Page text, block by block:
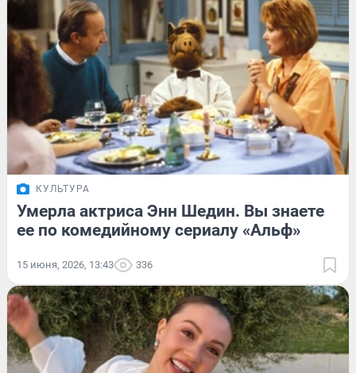
КУЛЬТУРА
Умерла актриса Энн Шедин. Вы знаете
ее по комедийному сериалу «Альф»
15 июня, 2026, 13:43 336